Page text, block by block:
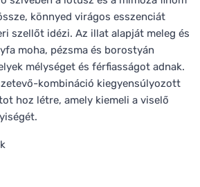
könnyed virágos esszenciát
szellőt idézi. Az illat alapját meleg és
moha, pézsma és borostyán
mélységet és férfiasságot adnak.
kombináció kiegyensúlyozott
hoz létre, amely kiemeli a viselő